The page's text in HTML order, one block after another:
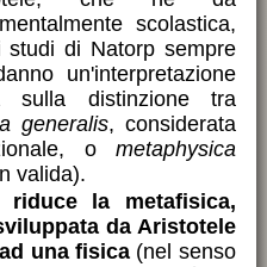
scolastica,
di Natorp sempre
un'interpretazione
sulla distinzione tra
generalis, considerata
o metaphysica
valida).
riduce la metafisica,
da Aristotele
una fisica (nel senso